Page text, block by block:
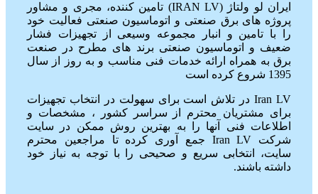
ایران لو ولتاژ (IRAN LV) تامین کننده، مجری و مشاور
پروژه های برق صنعتی و اتوماسیون صنعتی فعالیت خود
را با تامین و انبار مجموعه وسیعی از تجهیزات فشار
ضعیف و اتوماسیون صنعتی برند های مطرح در صنعت
برق به همراه ارائه خدمات فنی مناسب و به روز از سال
1395 شروع کرده است
Iran LV در تلاش است برای سهولت در انتخاب تجهیزات
برای مشتریان محترم از سراسر کشور ، مشخصات و
اطلاعات فنی آنها را به بهترین روش ممکن در سایت
شرکت Iran LV جمع آوری کرده تا مراجعین محترم
سایت، انتخابی سریع و صحیحی را با توجه به نیاز خود
داشته باشند.